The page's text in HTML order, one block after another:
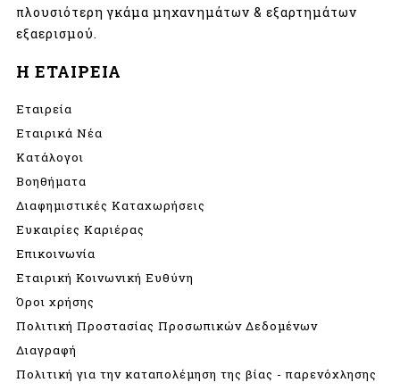
πλουσιότερη γκάμα μηχανημάτων & εξαρτημάτων
εξαερισμού.
Η ΕΤΑΙΡΕΙΑ
Εταιρεία
Εταιρικά Νέα
Κατάλογοι
Βοηθήματα
Διαφημιστικές Καταχωρήσεις
Ευκαιρίες Καριέρας
Επικοινωνία
Εταιρική Κοινωνική Ευθύνη
Όροι χρήσης
Πολιτική Προστασίας Προσωπικών Δεδομένων
Διαγραφή
Πολιτική για την καταπολέμηση της βίας - παρενόχλησης